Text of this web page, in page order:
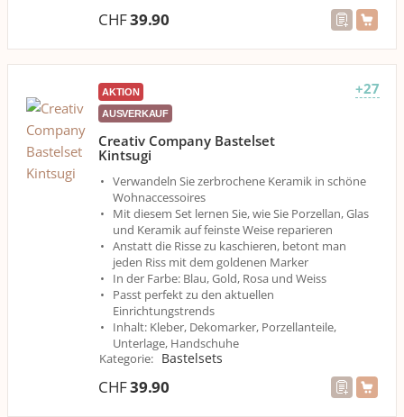
CHF39.90
+27
AKTION
AUSVERKAUF
Creativ Company Bastelset
Kintsugi
Verwandeln Sie zerbrochene Keramik in schöne
Wohnaccessoires
Mit diesem Set lernen Sie, wie Sie Porzellan, Glas
und Keramik auf feinste Weise reparieren
Anstatt die Risse zu kaschieren, betont man
jeden Riss mit dem goldenen Marker
In der Farbe: Blau, Gold, Rosa und Weiss
Passt perfekt zu den aktuellen
Einrichtungstrends
Inhalt: Kleber, Dekomarker, Porzellanteile,
Unterlage, Handschuhe
Kategorie: Bastelsets
CHF39.90